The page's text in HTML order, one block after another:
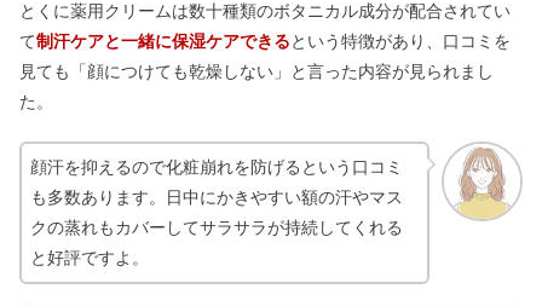
とくに薬用クリームは数十種類のボタニカル成分が配合されてい
て制汗ケアと一緒に保湿ケアできるという特徴があり、口コミを
見ても「顔につけても乾燥しない」と言った内容が見られまし
た。
顔汗を抑えるので化粧崩れを防げるという口コミ
も多数あります。日中にかきやすい額の汗やマス
クの蒸れもカバーしてサラサラが持続してくれる
と好評ですよ。